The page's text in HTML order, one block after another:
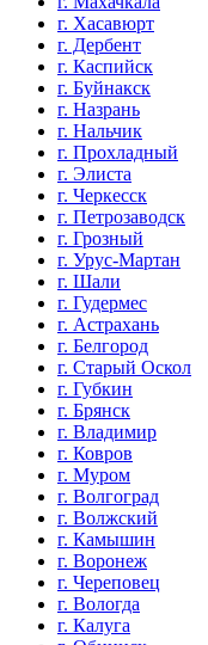
г. Хасавюрт
г. Дербент
г. Каспийск
г. Буйнакск
г. Назрань
г. Нальчик
г. Прохладный
г. Элиста
г. Черкесск
г. Петрозаводск
г. Грозный
г. Урус-Мартан
г. Шали
г. Гудермес
г. Астрахань
г. Белгород
г. Старый Оскол
г. Губкин
г. Брянск
г. Владимир
г. Ковров
г. Муром
г. Волгоград
г. Волжский
г. Камышин
г. Воронеж
г. Череповец
г. Вологда
г. Калуга